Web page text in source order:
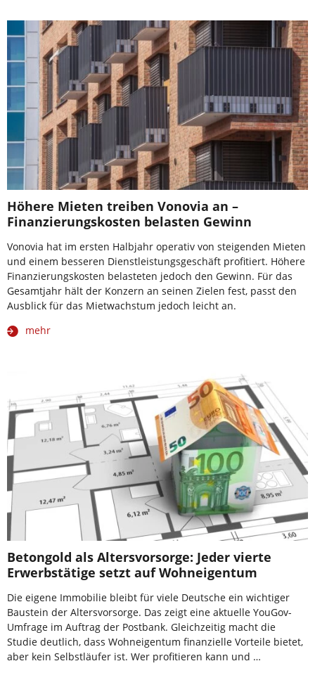
Höhere Mieten treiben Vonovia an –
Finanzierungskosten belasten Gewinn
Vonovia hat im ersten Halbjahr operativ von steigenden Mieten
und einem besseren Dienstleistungsgeschäft profitiert. Höhere
Finanzierungskosten belasteten jedoch den Gewinn. Für das
Gesamtjahr hält der Konzern an seinen Zielen fest, passt den
Ausblick für das Mietwachstum jedoch leicht an.
mehr
Betongold als Altersvorsorge: Jeder vierte
Erwerbstätige setzt auf Wohneigentum
Die eigene Immobilie bleibt für viele Deutsche ein wichtiger
Baustein der Altersvorsorge. Das zeigt eine aktuelle YouGov-
Umfrage im Auftrag der Postbank. Gleichzeitig macht die
Studie deutlich, dass Wohneigentum finanzielle Vorteile bietet,
aber kein Selbstläufer ist. Wer profitieren kann und …